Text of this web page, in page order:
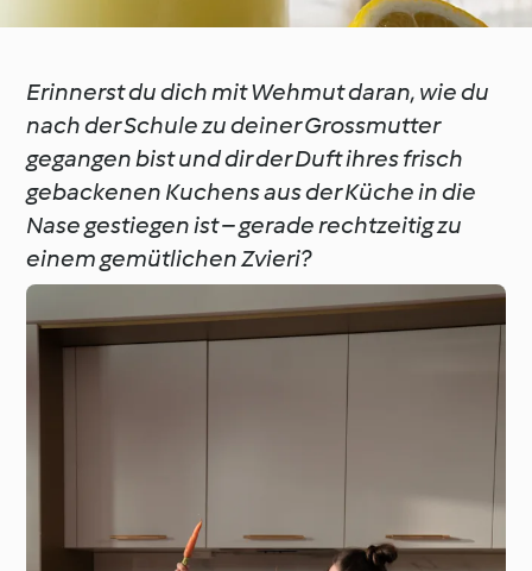
Erinnerst du dich mit Wehmut daran, wie du
nach der Schule zu deiner Grossmutter
gegangen bist und dir der Duft ihres frisch
gebackenen Kuchens aus der Küche in die
Nase gestiegen ist – gerade rechtzeitig zu
einem gemütlichen Zvieri?